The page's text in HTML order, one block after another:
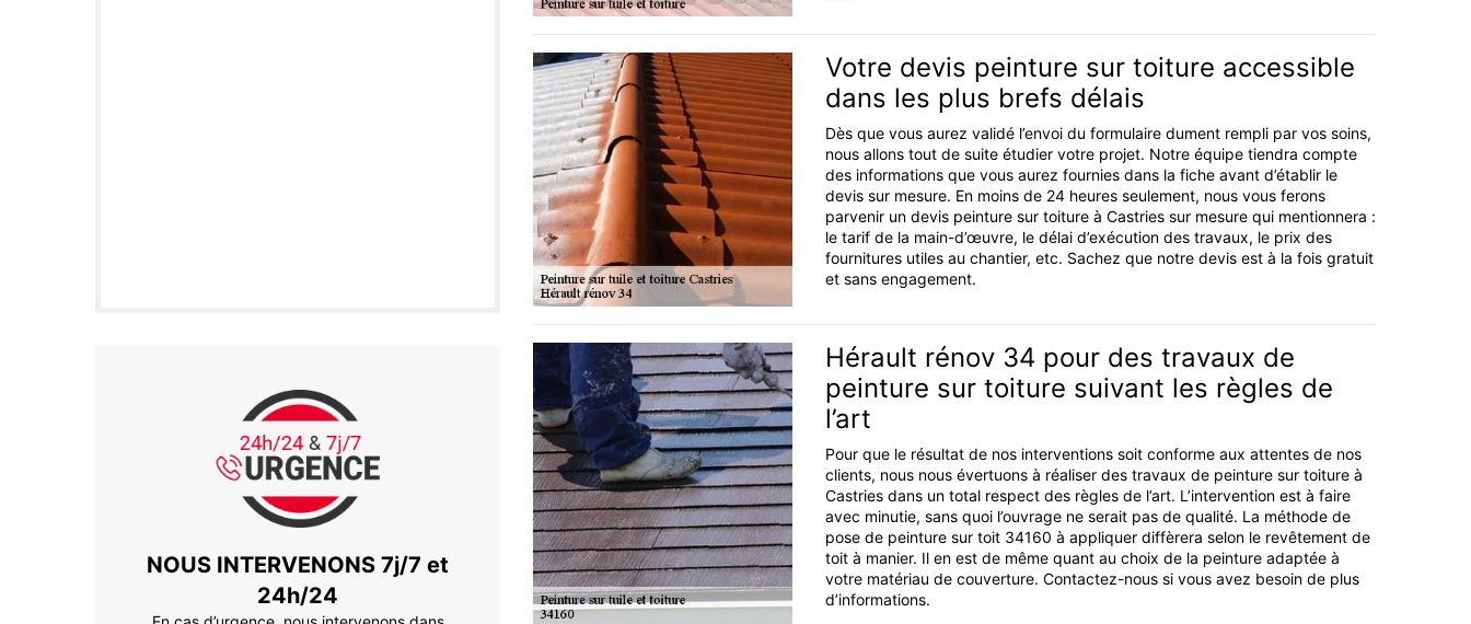
NOUS INTERVENONS 7j/7 et
24h/24
Votre devis peinture sur toiture accessible
dans les plus brefs délais
Dès que vous aurez validé l’envoi du formulaire dument rempli par vos soins,
nous allons tout de suite étudier votre projet. Notre équipe tiendra compte
des informations que vous aurez fournies dans la fiche avant d’établir le
devis sur mesure. En moins de 24 heures seulement, nous vous ferons
parvenir un devis peinture sur toiture à Castries sur mesure qui mentionnera :
le tarif de la main-d’œuvre, le délai d’exécution des travaux, le prix des
fournitures utiles au chantier, etc. Sachez que notre devis est à la fois gratuit
et sans engagement.
Hérault rénov 34 pour des travaux de
peinture sur toiture suivant les règles de
l’art
Pour que le résultat de nos interventions soit conforme aux attentes de nos
clients, nous nous évertuons à réaliser des travaux de peinture sur toiture à
Castries dans un total respect des règles de l’art. L’intervention est à faire
avec minutie, sans quoi l’ouvrage ne serait pas de qualité. La méthode de
pose de peinture sur toit 34160 à appliquer diffèrera selon le revêtement de
toit à manier. Il en est de même quant au choix de la peinture adaptée à
votre matériau de couverture. Contactez-nous si vous avez besoin de plus
d’informations.